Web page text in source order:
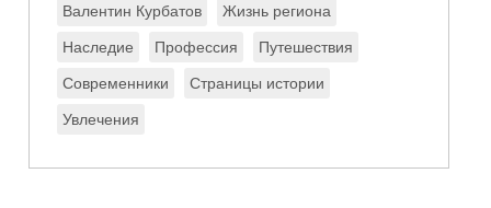
Валентин Курбатов Жизнь региона
Наследие Профессия Путешествия
Современники Страницы истории
Увлечения